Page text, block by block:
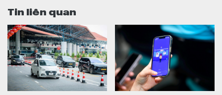
Tin liên quan